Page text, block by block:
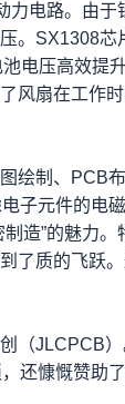
电路。由于
。SX1308芯
电压高效提
风扇在工作
绘制、PCB
子元件的电
造”的魅力
质的飞跃
（JLCPCB
还慷慨赞助